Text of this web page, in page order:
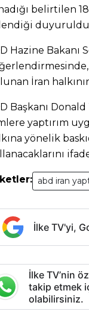
belirtilen
Hazine Bakanı
İran
Başkanı
yaptırım
yönelik
abd iran
İlke TV'yi,
İlke TV’nin
takip etmek
olabilirsiniz.